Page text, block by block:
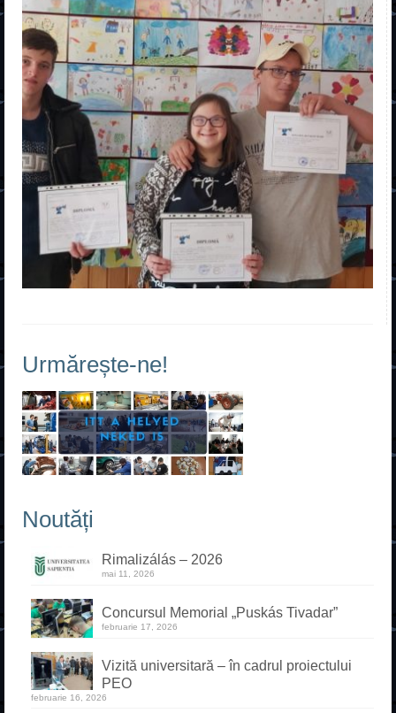
Urmărește-ne!
Noutăți
Rimalizálás – 2026
mai 11, 2026
Concursul Memorial „Puskás Tivadar”
februarie 17, 2026
Vizită universitară – în cadrul proiectului
PEO
februarie 16, 2026